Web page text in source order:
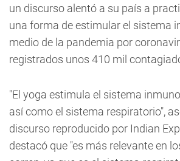
un discurso alentó a su país a
una forma de estimular el sistema
medio de la pandemia por
registrados unos 410 mil
"El yoga estimula el sistema
así como el sistema respiratorio",
discurso reproducido por Indian
destacó que "es más relevante en